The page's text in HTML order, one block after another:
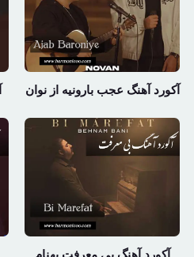
آکورد آهنگ عجب بارونیه از نوان